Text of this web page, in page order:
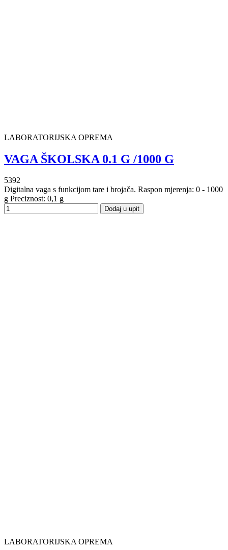
LABORATORIJSKA OPREMA
VAGA ŠKOLSKA 0.1 G /1000 G
5392
Digitalna vaga s funkcijom tare i brojača. Raspon mjerenja: 0 - 1000
g Preciznost: 0,1 g
Dodaj u upit
LABORATORIJSKA OPREMA